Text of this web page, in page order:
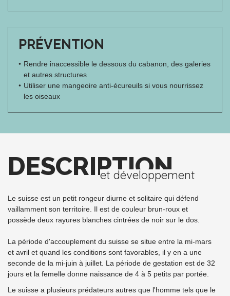
PRÉVENTION
Rendre inaccessible le dessous du cabanon, des galeries
et autres structures
Utiliser une mangeoire anti-écureuils si vous nourrissez
les oiseaux
DESCRIPTION
et développement
Le suisse est un petit rongeur diurne et solitaire qui défend
vaillamment son territoire. Il est de couleur brun-roux et
possède deux rayures blanches cintrées de noir sur le dos.
La période d'accouplement du suisse se situe entre la mi-mars
et avril et quand les conditions sont favorables, il y en a une
seconde de la mi-juin à juillet. La période de gestation est de 32
jours et la femelle donne naissance de 4 à 5 petits par portée.
Le suisse a plusieurs prédateurs autres que l'homme tels que le